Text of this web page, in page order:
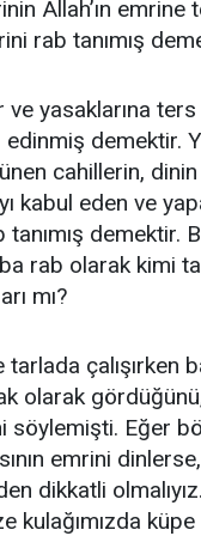
Allah’ın
rab tanımış
ve yasaklarına
demektir.
cahillerin,
kabul eden ve
demektir.
rab olarak kimi
mı?
çalışırken
olarak
söylemişti. Eğer
emrini
dikkatli
kulağımızda